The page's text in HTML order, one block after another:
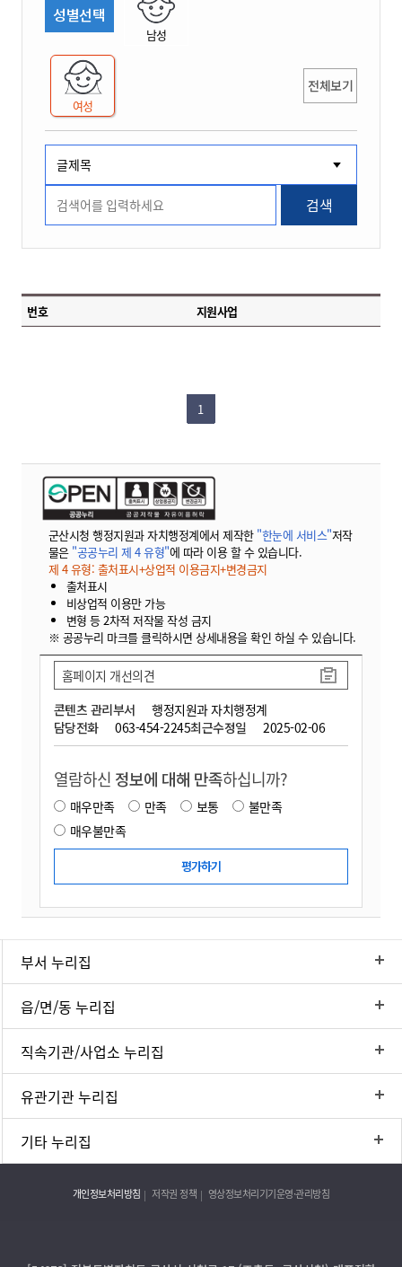
성별선택
남성
여성
전체보기
검색
번호 지원사업
1
군산시청 행정지원과 자치행정계에서 제작한 "한눈에 서비스"저작
물은 "공공누리 제 4 유형"에 따라 이용 할 수 있습니다.
제 4 유형: 출처표시+상업적 이용금지+변경금지
출처표시
비상업적 이용만 가능
변형 등 2차적 저작물 작성 금지
※ 공공누리 마크를 클릭하시면 상세내용을 확인 하실 수 있습니다.
콘텐츠 관리부서
행정지원과 자치행정계
담당전화
063-454-2245최근수정일 2025-02-06
홈페이지 개선의견
열람하신 정보에 대해 만족하십니까?
매우만족 만족 보통
불만족
매우불만족
부서 누리집
읍/면/동 누리집
직속기관/사업소 누리집
유관기관 누리집
기타 누리집
개인정보처리방침 저작권 정책 영상정보처리기기운영·관리방침